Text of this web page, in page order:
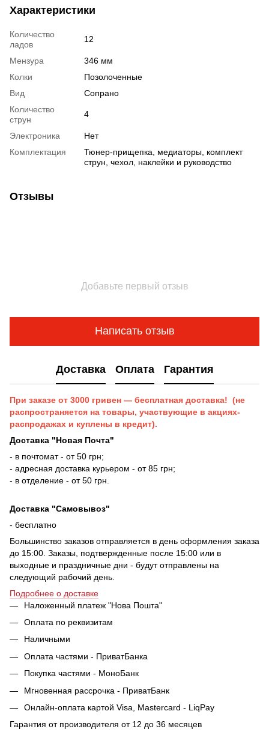
Характеристики
Количество
ладов
12
Мензура
346 мм
Колки
Позолоченные
Вид
Сопрано
Количество
струн
4
Электроника
Нет
Комплектация
Тюнер-прищепка, медиаторы, комплект
струн, чехол, наклейки и руководство
Отзывы
Добавьте первый отзыв
Написать отзыв
Доставка Оплата Гарантия
При заказе от 3000 гривен — бесплатная доставка! (не
распространяется на товары, участвующие в акциях-
распродажах и куплены в кредит).
Доставка "Новая Почта"
- в почтомат - от 50 грн;
- адресная доставка курьером - от 85 грн;
- в отделение - от 50 грн.
Доставка "Самовывоз"
- бесплатно
Большинство заказов отправляется в день оформления заказа
до 15:00. Заказы, подтвержденные после 15:00 или в
выходные и праздничные дни - будут отправлены на
следующий рабочий день.
Подробнее о доставке
Наложенный платеж "Нова Пошта"
Оплата по реквизитам
Наличными
Оплата частями - ПриватБанка
Покупка частями - МоноБанк
Мгновенная рассрочка - ПриватБанк
Онлайн-оплата картой Visa, Mastercard - LiqPay
Гарантия от производителя от 12 до 36 месяцев